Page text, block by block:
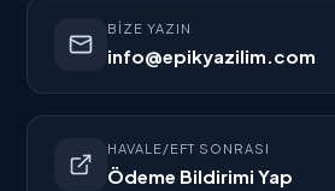
BIZE YAZIN
info@epikyazilim.com
HAVALE/EFT SONRASI
Ödeme Bildirimi Yap